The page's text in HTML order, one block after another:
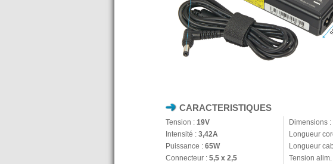
CARACTERISTIQUES
Tension : 19V Dimensions :
Intensité : 3,42A Longueur
Puissance : 65W Longueur
Connecteur : 5,5 x 2,5 Tension alim.